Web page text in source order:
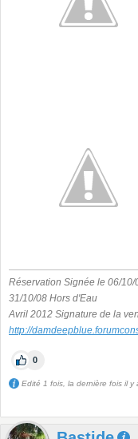
Réservation Signée le 06/10/
31/10/08 Hors d'Eau
Avril 2012 Signature de la
http://
0
Edité 1 fois, la dernière fois il y